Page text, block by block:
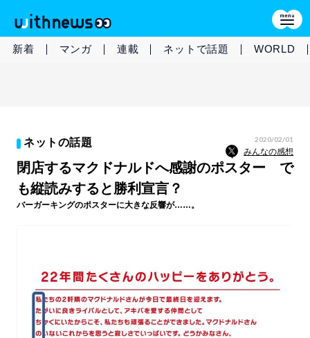
新着 マンガ 連載 ネットで話題 WORLD
ネットの話題 2020/02/01
みんなの感想
閉店するマクドナルドへ感謝のポスター で
も縦読みすると勝利宣言？
バーガーキングのポスターに大きな反響が……。